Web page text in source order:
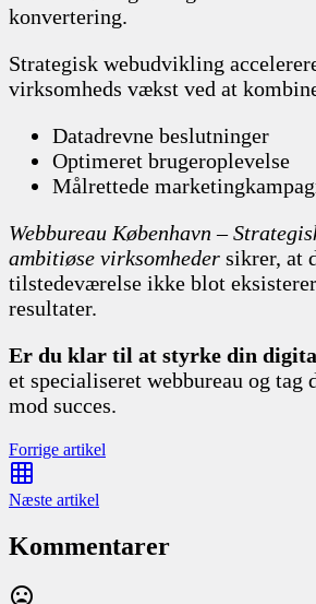
konvertering.
Strategisk webudvikling
virksomheds vækst ved at
Datadrevne beslutninger
Optimeret brugeroplevelse
Målrettede
Webbureau København –
ambitiøse virksomheder sikrer, at
tilstedeværelse ikke blot
resultater.
Er du klar til at styrke din
et specialiseret webbureau og tag
mod succes.
Forrige artikel
Næste artikel
Kommentarer